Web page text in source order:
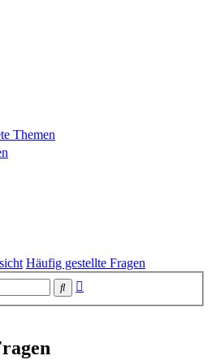
Themen
Häufig gestellte Fragen
Suche